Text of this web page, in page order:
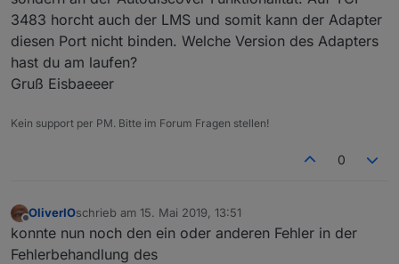
3483 horcht auch der LMS und somit kann der Adapter
diesen Port nicht binden. Welche Version des Adapters
hast du am laufen?
Gruß Eisbaeeer
Kein support per PM. Bitte im Forum Fragen stellen!
0
Offline
OliverIOschrieb am 15. Mai 2019, 13:51
zuletzt editiert von
konnte nun noch den ein oder anderen Fehler in der
Fehlerbehandlung des